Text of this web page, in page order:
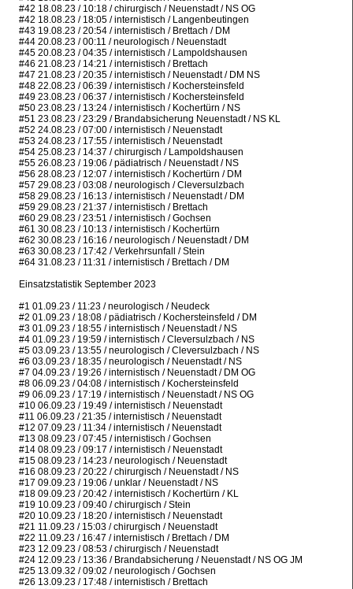
#42 18.08.23 / 10:18 / chirurgisch / Neuenstadt / NS OG
#42 18.08.23 / 18:05 / internistisch / Langenbeutingen
#43 19.08.23 / 20:54 / internistisch / Brettach / DM
#44 20.08.23 / 00:11 / neurologisch / Neuenstadt
#45 20.08.23 / 04:35 / internistisch / Lampoldshausen
#46 21.08.23 / 14:21 / internistisch / Brettach
#47 21.08.23 / 20:35 / internistisch / Neuenstadt / DM NS
#48 22.08.23 / 06:39 / internistisch / Kochersteinsfeld
#49 23.08.23 / 06:37 / internistisch / Kochersteinsfeld
#50 23.08.23 / 13:24 / internistisch / Kochertürn / NS
#51 23.08.23 / 23:29 / Brandabsicherung Neuenstadt / NS KL
#52 24.08.23 / 07:00 / internistisch / Neuenstadt
#53 24.08.23 / 17:55 / internistisch / Neuenstadt
#54 25.08.23 / 14:37 / chirurgisch / Lampoldshausen
#55 26.08.23 / 19:06 / pädiatrisch / Neuenstadt / NS
#56 28.08.23 / 12:07 / internistisch / Kochertürn / DM
#57 29.08.23 / 03:08 / neurologisch / Cleversulzbach
#58 29.08.23 / 16:13 / internistisch / Neuenstadt / DM
#59 29.08.23 / 21:37 / internistisch / Brettach
#60 29.08.23 / 23:51 / internistisch / Gochsen
#61 30.08.23 / 10:13 / internistisch / Kochertürn
#62 30.08.23 / 16:16 / neurologisch / Neuenstadt / DM
#63 30.08.23 / 17:42 / Verkehrsunfall / Stein
#64 31.08.23 / 11:31 / internistisch / Brettach / DM
Einsatzstatistik September 2023
#1 01.09.23 / 11:23 / neurologisch / Neudeck
#2 01.09.23 / 18:08 / pädiatrisch / Kochersteinsfeld / DM
#3 01.09.23 / 18:55 / internistisch / Neuenstadt / NS
#4 01.09.23 / 19:59 / internistisch / Cleversulzbach / NS
#5 03.09.23 / 13:55 / neurologisch / Cleversulzbach / NS
#6 03.09.23 / 18:35 / neurologisch / Neuenstadt / NS
#7 04.09.23 / 19:26 / internistisch / Neuenstadt / DM OG
#8 06.09.23 / 04:08 / internistisch / Kochersteinsfeld
#9 06.09.23 / 17:19 / internistisch / Neuenstadt / NS OG
#10 06.09.23 / 19:49 / internistisch / Neuenstadt
#11 06.09.23 / 21:35 / internistisch / Neuenstadt
#12 07.09.23 / 11:34 / internistisch / Neuenstadt
#13 08.09.23 / 07:45 / internistisch / Gochsen
#14 08.09.23 / 09:17 / internistisch / Neuenstadt
#15 08.09.23 / 14:23 / neurologisch / Neuenstadt
#16 08.09.23 / 20:22 / chirurgisch / Neuenstadt / NS
#17 09.09.23 / 19:06 / unklar / Neuenstadt / NS
#18 09.09.23 / 20:42 / internistisch / Kochertürn / KL
#19 10.09.23 / 09:40 / chirurgisch / Stein
#20 10.09.23 / 18:20 / internistisch / Neuenstadt
#21 11.09.23 / 15:03 / chirurgisch / Neuenstadt
#22 11.09.23 / 16:47 / internistisch / Brettach / DM
#23 12.09.23 / 08:53 / chirurgisch / Neuenstadt
#24 12.09.23 / 13:36 / Brandabsicherung / Neuenstadt / NS OG JM
#25 13.09.32 / 09:02 / neurologisch / Gochsen
#26 13.09.23 / 17:48 / internistisch / Brettach